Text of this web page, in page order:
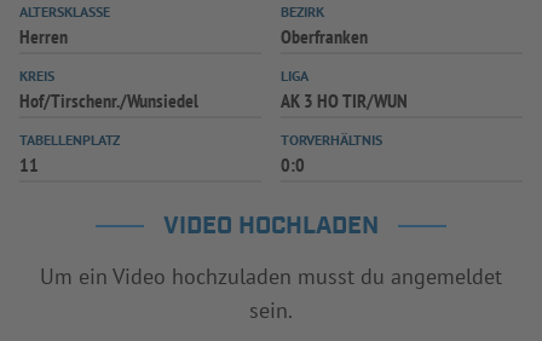
ALTERSKLASSE
Herren
BEZIRK
Oberfranken
KREIS
Hof/Tirschenr./Wunsiedel
LIGA
AK 3 HO TIR/WUN
TABELLENPLATZ
11
TORVERHÄLTNIS
0:0
VIDEO HOCHLADEN
Um ein Video hochzuladen musst du angemeldet
sein.